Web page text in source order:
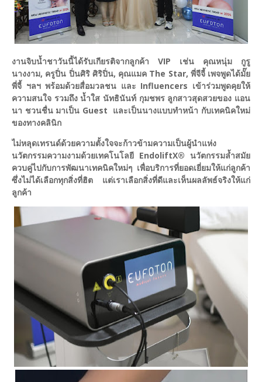
งานจิบน้ำชาวันนี้ได้รับเกียรติจากลูกค้า VIP เช่น คุณหนุ่ม กูรู
นางงาม, ครูปิ่น ปิ่นศิริ ศิริปิ่น, คุณแมค The Star, พี่จีจี้ เพจพูดได้มั๊ย
พี่จี้ ฯลฯ พร้อมด้วยสื่อมวลชน และ Influencers เข้าร่วมพูดคุยให้
ความสนใจ รวมถึง น้ำใส นัทธินันท์ กุมชพร ลูกสาวสุดสวยของ แอน
นา ชวนชื่น มาเป็น Guest และเป็นนางแบบทำหน้า กับเทคนิคใหม่
ของทางคลินิก
ไม่หลุดเทรนด์ด้วยความตั้งใจจะก้าวข้ามความเป็นผู้นำแห่ง
นวัตกรรมความงามด้วยเทคโนโลยี EndoliftX® นวัตกรรมล้ำสมัย
ควบคู่ไปกับการพัฒนาเทคนิคใหม่ๆ เพื่อบริการที่ยอดเยี่ยมให้แก่ลูกค้า
ซึ่งไม่ได้เลือกทุกสิ่งที่ฮิต แต่เราเลือกสิ่งที่ดีและเห็นผลลัพธ์จริงให้แก่
ลูกค้า